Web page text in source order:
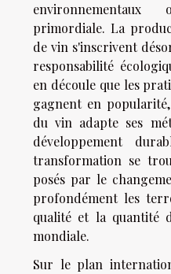
primordiale. La
de vin s'inscrivent
responsabilité
en découle que les
gagnent en
du vin adapte ses
développement
transformation se
posés par le
profondément les
qualité et la quantité
mondiale.
Sur le plan